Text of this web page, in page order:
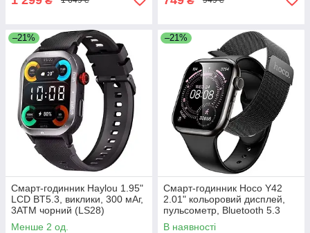
–21%
Смарт-годинник Haylou 1.95"
LCD BT5.3, виклики, 300 мАг,
3ATM чорний (LS28)
Менше 2 од.
–21%
Смарт-годинник Hoco Y42
2.01" кольоровий дисплей,
пульсометр, Bluetooth 5.3
чорний (Y42)
В наявності